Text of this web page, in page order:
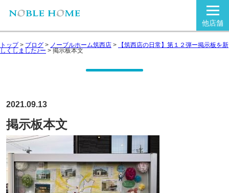
他店舗
トップ> ブログ > ノーブルホーム筑西店 > 【筑西店の日常】第１２弾ー掲示板を新
しくしました♪ー > 掲示板本文
2021.09.13
掲示板本文